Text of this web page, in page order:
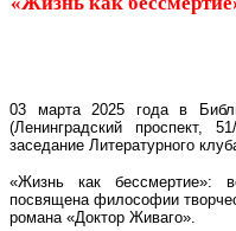
03 марта 2025 года в
(Ленинградский проспект,
заседание Литературного
«Жизнь как бессмертие»: в
посвящена философии
романа «Доктор Живаго».